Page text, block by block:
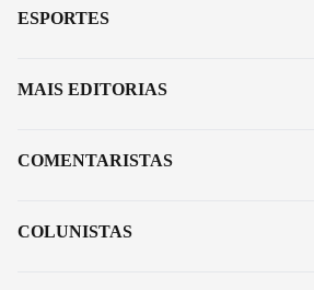
ESPORTES
MAIS EDITORIAS
COMENTARISTAS
COLUNISTAS